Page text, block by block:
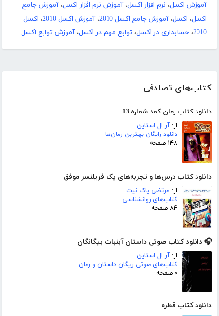
کتاب‌های تصادفی
دانلود کتاب رمان کمد شماره 13
از: آر ال استاین
دانلود رایگان بهترین رمان‌ها
۱۴۸ صفحه
دانلود کتاب درس‌ها و تجربه‌های یک فریلنسر موفق
از: مرتضی پاک نیت
کتاب‌های روانشناسی
۸۴ صفحه
🎧 دانلود کتاب صوتی داستان آبنبات بیگانگان
از: آر ال استاین
کتاب‌های صوتی رایگان داستان و رمان
۰ صفحه
دانلود کتاب قطره
آموزش اکسل، نرم افزار اکسل،آموزش نرم افزار اکسل،آموزش جامع
اکسل، اکسل،آموزش جامع اکسل 2010 ،آموزش اکسل 2010 ، اکسل
2010، حسابداری در اکسل، توابع مهم در اکسل،آموزش توابع اکسل